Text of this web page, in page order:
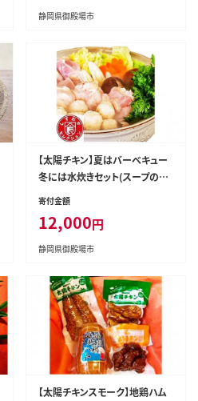
静岡県御殿場市
【太陽チキン】夏はバーベキュー
冬には水炊きセット(スープの素
付き）◆
寄付金額
12,000円
静岡県御殿場市
【太陽チキンスモーク】地鶏ハム